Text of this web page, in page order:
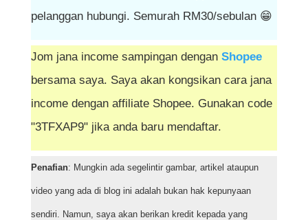
pelanggan hubungi. Semurah RM30/sebulan 😁
Jom jana income sampingan dengan Shopee
bersama saya. Saya akan kongsikan cara jana
income dengan affiliate Shopee. Gunakan code
"3TFXAP9" jika anda baru mendaftar.
Penafian: Mungkin ada segelintir gambar, artikel ataupun
video yang ada di blog ini adalah bukan hak kepunyaan
sendiri. Namun, saya akan berikan kredit kepada yang